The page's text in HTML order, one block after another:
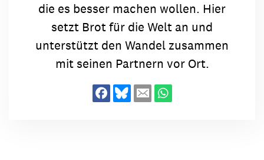
die es besser machen wollen. Hier
setzt Brot für die Welt an und
unterstützt den Wandel zusammen
mit seinen Partnern vor Ort.